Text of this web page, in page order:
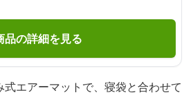
品の詳細を見る
エアーマットで、寝袋と合わせて